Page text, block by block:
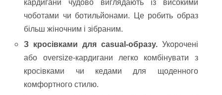
кардигани чудово виглядають із високими
чоботами чи ботильйонами. Це робить образ
більш жіночним і зібраним.
З кросівками для casual-образу.Укорочені
або oversize-кардигани легко комбінувати з
кросівками чи кедами для щоденного
комфортного стилю.